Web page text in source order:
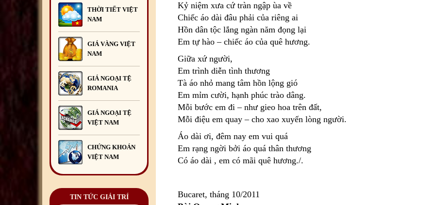
Liên hoan chia tay Đại sứ Đỗ
Đức Thành cùng Phu nhân và
bà Lương Ngọc Linh kết thúc
nhiệm kỳ công tác tại
Romania
/09 /2025
Diễn đàn Doanh nghiệp Việt
Nam tại châu Âu lần thứ 14
sẽ diễn ra tại Bucharest,
Romania
15/09 /2025
Đại sứ quán Việt Nam tại
Romania long trọng tổ chức
Lễ kỷ niệm 80 năm Quốc
khánh 2/9
13/09/2025
Liên hoan chia tay Bí thứ thứ
Nhất Nguyễn Mạnh Hùng kết
thúc nhiệm kỳ công tác tại
Đoàn đại biểu thanh niên Việt
Nam tại Romania tham gia
THỜI TIẾT VIỆT
NAM
GIÁ VÀNG VIỆT
NAM
GIÁ NGOẠI TỆ
ROMANIA
GIÁ NGOẠI TỆ
VIỆT NAM
CHỨNG KHOÁN
VIỆT NAM
TIN TỨC GIẢI TRÍ
Kỷ niệm xưa cứ tràn ngập ùa về
Chiếc áo dài đâu phải của riêng ai
Hồn dân tộc lắng ngàn năm đọng lại
Em tự hào – chiếc áo của quê hương.
Giữa xứ người,
Em trình diễn tình thương
Tà áo nhỏ mang tâm hồn lộng gió
Em mỉm cười, hạnh phúc trào dâng.
Mỗi bước em đi – như gieo hoa trên đất,
Mỗi điệu em quay – cho xao xuyến lòng người.
Áo dài ơi, đêm nay em vui quá
Em rạng ngời bởi áo quá thân thương
Có áo dài , em có mãi quê hương./.
Bucaret, tháng 10/2011